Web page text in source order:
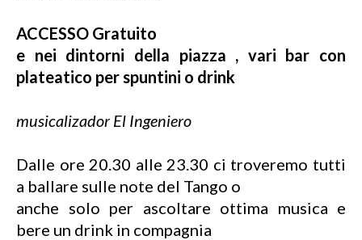
ACCESSO Gratuito
e nei dintorni della piazza , vari bar con
plateatico per spuntini o drink
musicalizador El Ingeniero
Dalle ore 20.30 alle 23.30 ci troveremo tutti
a ballare sulle note del Tango o
anche solo per ascoltare ottima musica e
bere un drink in compagnia